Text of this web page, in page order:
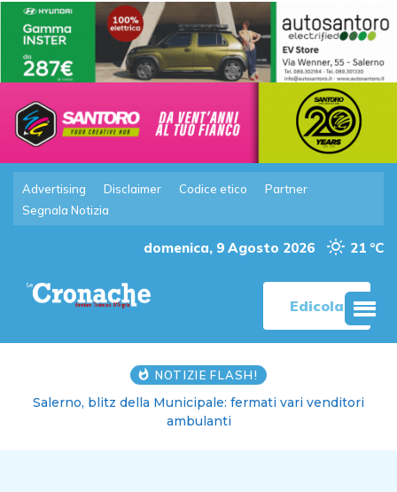
Advertising Disclaimer Codice etico
Partner
Segnala Notizia
domenica, 9 Agosto 2026 21 °C
Edicola
NOTIZIE FLASH!
Salerno, blitz della Municipale: fermati vari venditori
ambulanti